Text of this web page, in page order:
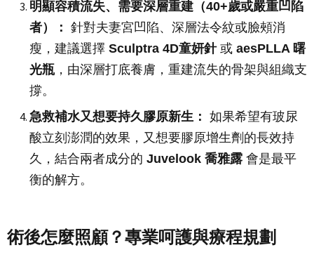
明顯容積流失、需要深層重建（40+歲或嚴重凹陷
者）： 針對夫妻宮凹陷、深層法令紋或臉頰消
瘦，建議選擇 Sculptra 4D童妍針或 aesPLLA 曙
光瓶 ，由深層打底養膚，重建流失的骨架與組織支
撐。
急救補水又想要持久膠原新生： 如果希望有玻尿
酸立刻澎潤的效果，又想要膠原增生劑的長效持
久，結合兩者成分的 Juvelook 喬雅露 會是最平
衡的解方。
術後怎麼照顧？專業呵護與療程規劃